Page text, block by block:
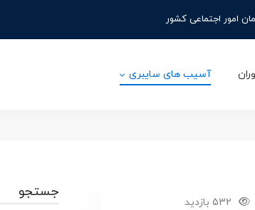
امور اجتماعی کشور
آسیب های سایبریجنسی آنلاین
532 بازدید
جستجو